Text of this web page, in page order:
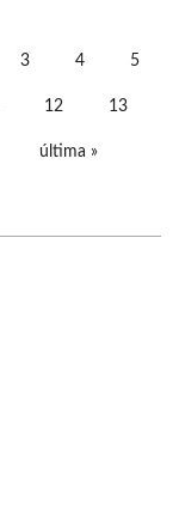
3 4 5
12 13
última »